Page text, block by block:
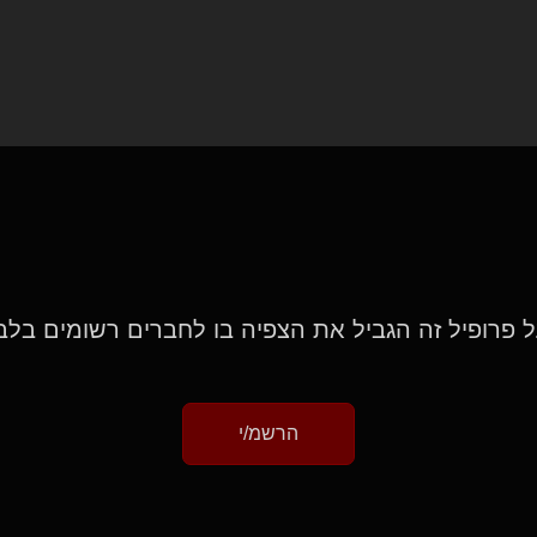
פרופיל זה הגביל את הצפיה בו לחברים רשומים
הרשמ/י